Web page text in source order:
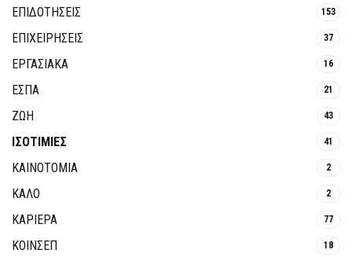
ΕΠΙΔΟΤΗΣΕΙΣ 153
ΕΠΙΧΕΙΡΗΣΕΙΣ 37
ΕΡΓΑΣΙΑΚΑ 16
ΕΣΠΑ 21
ΖΩΗ 43
ΙΣΟΤΙΜΙΕΣ 41
ΚΑΙΝΟΤΟΜΊΑ 2
ΚΑΛΟ 2
ΚΑΡΙΕΡΑ 77
ΚΟΙΝΣΕΠ 18